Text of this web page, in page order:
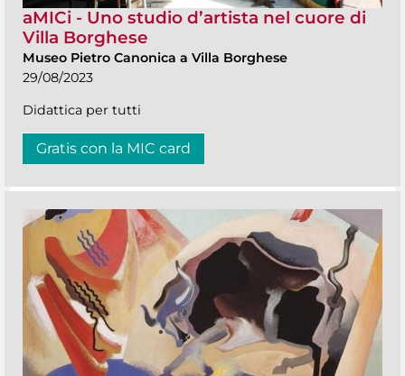
aMICi - Uno studio d’artista nel cuore di
Villa Borghese
Museo Pietro Canonica a Villa Borghese
29/08/2023
Didattica per tutti
Gratis con la MIC card